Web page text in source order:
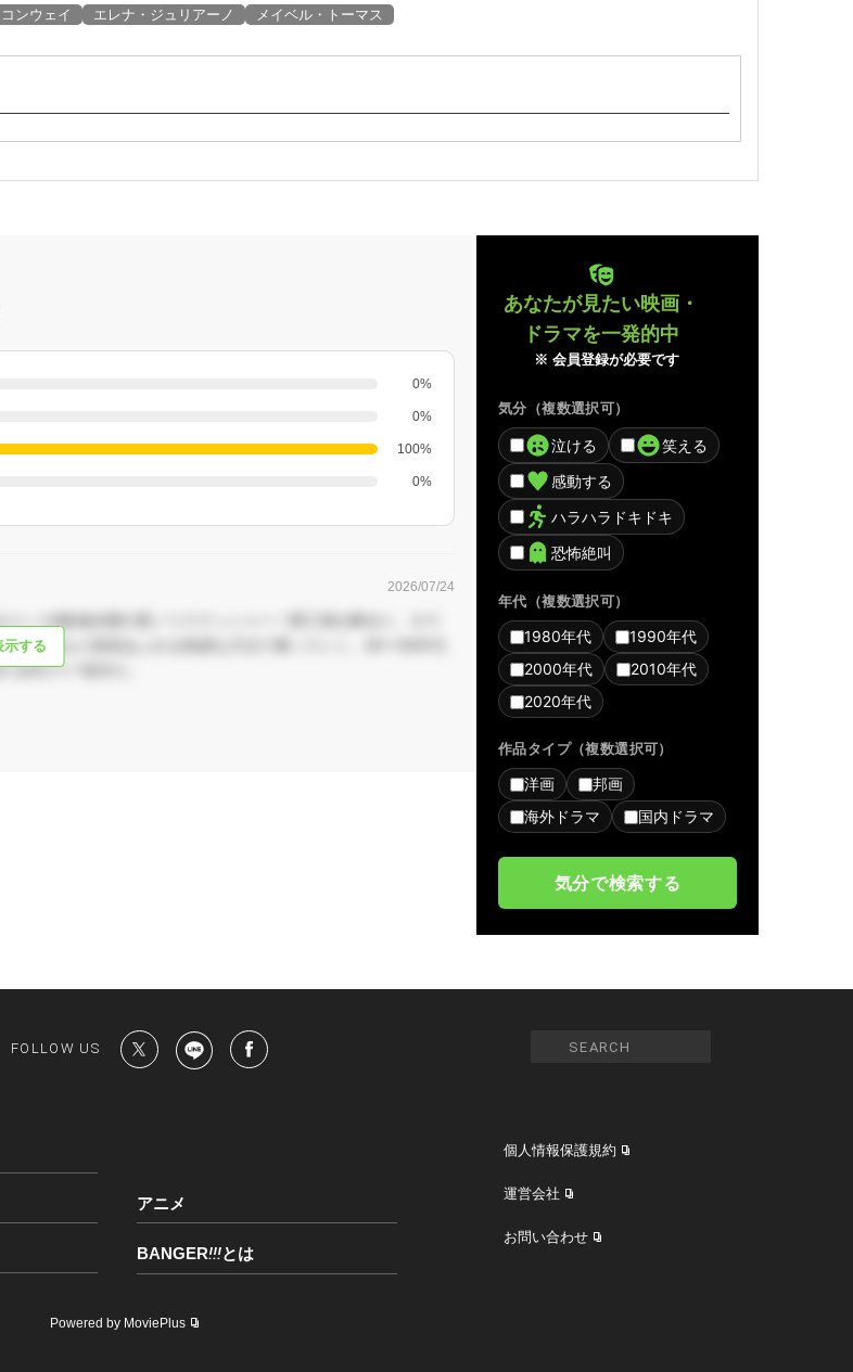
ンウェイ エレナ・ジュリアーノ メイベル・トーマス
0%
0%
100%
0%
2026/07/24
示する
の圧死など創意あふれる残虐な方法で屠っていく。80〜90年代
るBホラー怪作だ。
あなたが見たい映画・
ドラマを一発的中
※ 会員登録が必要です
気分（複数選択可）
泣ける
笑える
感動する
ハラハラドキドキ
恐怖絶叫
年代（複数選択可）
1980年代
1990年代
2000年代
2010年代
2020年代
作品タイプ（複数選択可）
洋画
邦画
海外ドラマ
国内ドラマ
気分で検索する
FOLLOW US
アニメ
BANGER!!!とは
個人情報保護規約
運営会社
お問い合わせ
Powered by MoviePlus